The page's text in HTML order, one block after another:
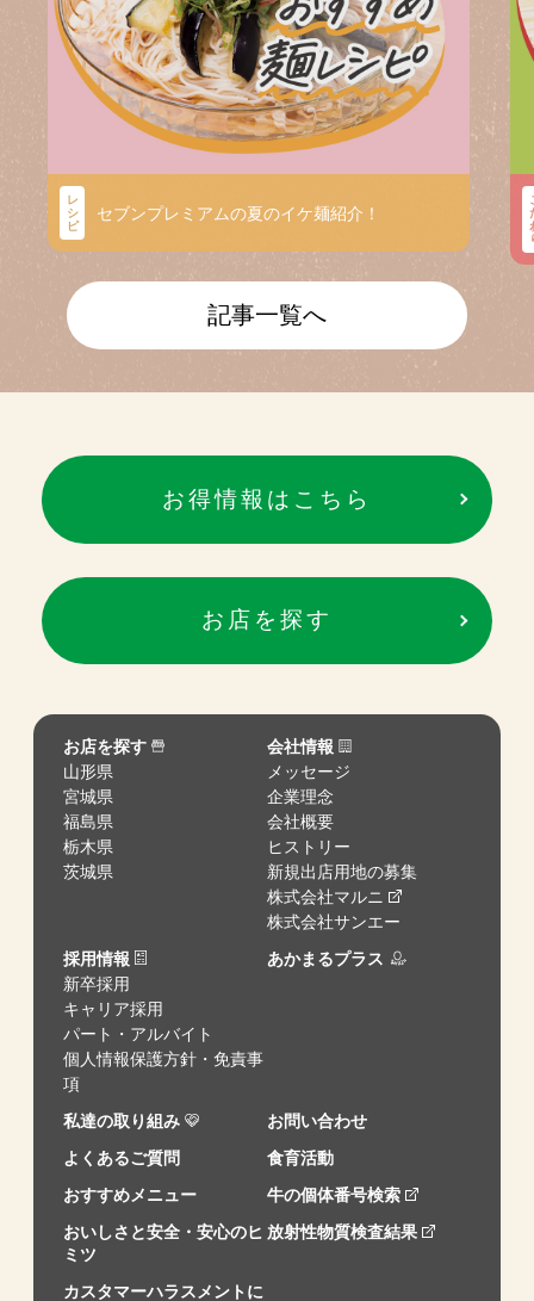
レ
シ
ピ
セブンプレミアムの夏のイケ麺紹介！
記事一覧へ
お得情報はこちら
お店を探す
お店を探す
山形県
宮城県
福島県
栃木県
茨城県
会社情報
メッセージ
企業理念
会社概要
ヒストリー
新規出店用地の募集
株式会社マルニ
株式会社サンエー
採用情報
新卒採用
キャリア採用
パート・アルバイト
個人情報保護方針・免責事
項
あかまるプラス
私達の取り組み
お問い合わせ
よくあるご質問
食育活動
おすすめメニュー
牛の個体番号検索
おいしさと安全・安心のヒ
ミツ
放射性物質検査結果
カスタマーハラスメントに